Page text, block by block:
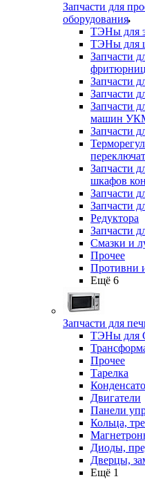
Запчасти для
оборудования
ТЭНы для
ТЭНы для
Запчасти
фритюрниц
Запчасти
Запчасти
Запчасти
машин
Запчасти
Запчасти
шкафов
Запчасти
Запчасти
Редуктора
Запчасти
Смазки и
Прочее
Противни
Ещё 6
Запчасти для
ТЭНы для
Прочее
Тарелка
Двигатели
Панели
Кольца,
Диоды,
Дверцы,
Ещё 1